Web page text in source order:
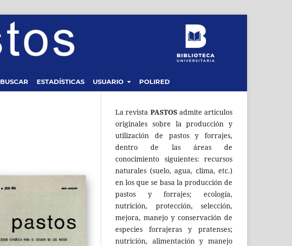
BUSCAR ESTADÍSTICAS USUARIO POLIRED
La revista PASTOSadmite artículos
originales sobre la producción y
utilización de pastos y forrajes,
dentro de las áreas de
conocimiento siguientes: recursos
naturales (suelo, agua, clima, etc.)
en los que se basa la producción de
pastos y forrajes; ecología,
nutrición, protección, selección,
mejora, manejo y conservación de
especies forrajeras y pratenses;
nutrición, alimentación y manejo